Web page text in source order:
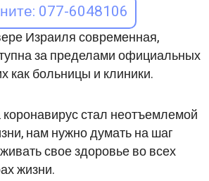
077-6048106
Израиля современная,
за пределами официальных
как больницы и клиники.
коронавирус стал неотъемлемой
нам нужно думать на шаг
свое здоровье во всех
жизни.